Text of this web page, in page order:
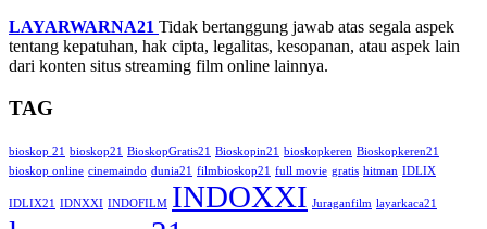
LAYARWARNA21 Tidak bertanggung jawab atas segala aspek
tentang kepatuhan, hak cipta, legalitas, kesopanan, atau aspek lain
dari konten situs streaming film online lainnya.
TAG
bioskop 21 bioskop21 BioskopGratis21 Bioskopin21 bioskopkeren Bioskopkeren21
bioskop online cinemaindo dunia21 filmbioskop21 full movie gratis hitman IDLIX
IDLIX21 IDNXXI INDOFILM INDOXXI Juraganfilm layarkaca21